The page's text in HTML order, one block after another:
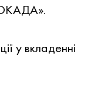
у вкладеннi